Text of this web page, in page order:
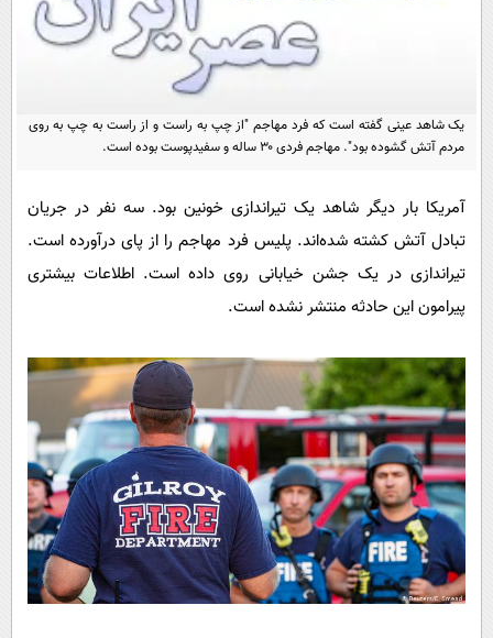
یک برش دانایی
سفر و تفریح
علم و دانش
علمی
گوناگون
باشگاه مغز
مجله تصویری سلاح
اقتصاد
ورزش
سیاست
فناوری
گوناگون
حوادث
محیط زیست
سلامت
فرهنگی
بین الملل
عصر ایران 2
خواندنی ها و دیدنی ها
داستان کوتاه
روانشناسی
آشپزی
دانلود
آموزش زبان
یک شاهد عینی گفته است که فرد مهاجم "از چپ به راست و از راست به چپ به روی
مردم آتش گشوده بود". مهاجم فردی ۳۰ ساله و سفیدپوست بوده است.
آمریکا بار دیگر شاهد یک تیراندازی خونین بود. سه نفر در جریان
تبادل آتش کشته شده‌اند. پلیس فرد مهاجم را از پای درآورده است.
تیراندازی در یک جشن خیابانی روی داده است. اطلاعات بیشتری
پیرامون این حادثه منتشر نشده است.